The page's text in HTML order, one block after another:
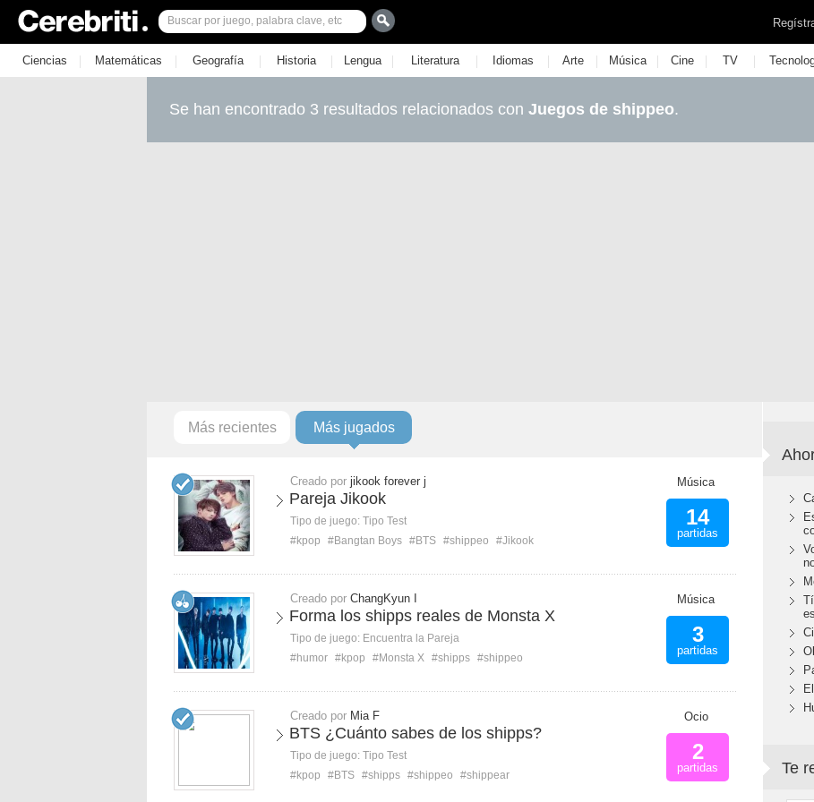
Ciencias | Matemáticas | Geografía | Historia | Lengua | Literatura | Idiomas | Arte | Música | Cine | TV |
Se han encontrado 3 resultados relacionados con Juegos de shippeo.
Más recientes Más jugados
Creado por jikook forever j
Pareja Jikook
Tipo de juego: Tipo Test
#kpop
#Bangtan Boys #BTS #shippeo #Jikook
Música
14
partidas
Creado por ChangKyun I
Forma los shipps reales de Monsta X
Tipo de juego: Encuentra la Pareja
#humor #kpop #Monsta X #shipps #shippeo
Música
3
partidas
Creado por Mia F
BTS ¿Cuánto sabes de los shipps?
Tipo de juego: Tipo Test
#kpop
#BTS #shipps #shippeo #shippear
Ocio
2
partidas Te